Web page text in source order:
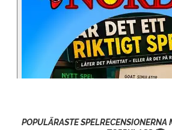
POPULÄRASTE SPELRECENSIONERNA